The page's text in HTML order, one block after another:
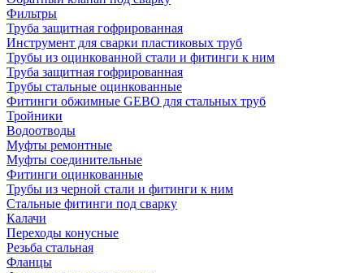
Фильтры
Труба защитная гофрированная
Инструмент для сварки пластиковых труб
Трубы из оцинкованной стали и фитинги к ним
Труба защитная гофрированная
Трубы стальные оцинкованные
Фитинги обжимные GEBO для стальных труб
Тройники
Водоотводы
Муфты ремонтные
Муфты соединительные
Фитинги оцинкованные
Трубы из черной стали и фитинги к ним
Стальные фитинги под сварку
Калачи
Переходы конусные
Резьба стальная
Фланцы